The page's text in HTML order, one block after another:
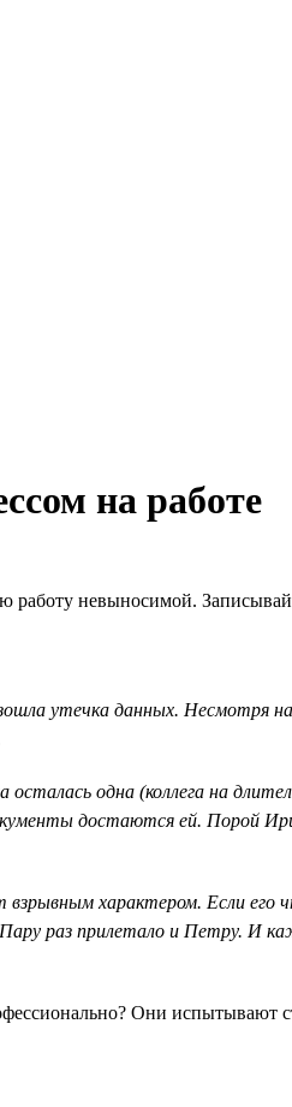
на работе
невыносимой.
утечка данных. Несмотря
одна (коллега на
достаются ей. Порой
характером. Если его
раз прилетало и Петру. И
Они испытывают